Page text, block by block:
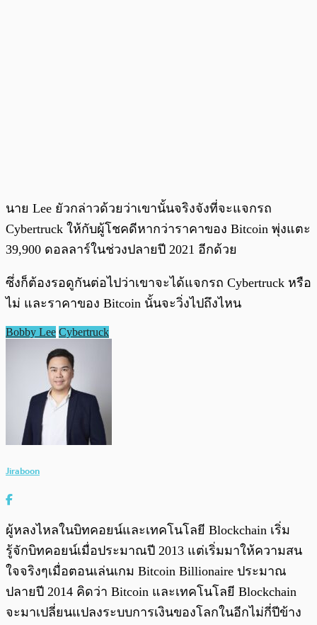
นาย Lee ยัวกล่าวด้วยว่าเขานั้นจริงจังที่จะแจกรถ
Cybertruck ให้กับผู้โชคดีหากว่าราคาของ Bitcoin พุ่งแตะ
39,900 ดอลลาร์ในช่วงปลายปี 2021 อีกด้วย
ซึ่งก็ต้องรอดูกันต่อไปว่าเขาจะได้แจกรถ Cybertruck หรือ
ไม่ และราคาของ Bitcoin นั้นจะวิ่งไปถึงไหน
Bobby Lee Cybertruck
Jiraboon
ผู้หลงไหลในบิทคอยน์และเทคโนโลยี Blockchain เริ่ม
รู้จักบิทคอยน์เมื่อประมาณปี 2013 แต่เริ่มมาให้ความสน
ใจจริงๆเมื่อตอนเล่นเกม Bitcoin Billionaire ประมาณ
ปลายปี 2014 คิดว่า Bitcoin และเทคโนโลยี Blockchain
จะมาเปลี่ยนแปลงระบบการเงินของโลกในอีกไม่กี่ปีข้าง